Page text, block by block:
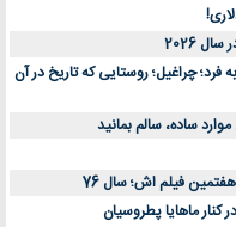
2026
چراغیل؛ روستایی که تاریخ در آن
ساده، سالم بمانید
فیلم اش؛ سال 76